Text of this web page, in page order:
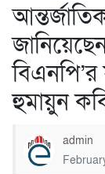
হুমায়ুন
admin